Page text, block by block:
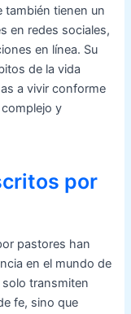
también tienen un
en redes sociales,
en línea. Su
de la vida
a vivir conforme
y
por
pastores han
en el mundo de
transmiten
fe, sino que